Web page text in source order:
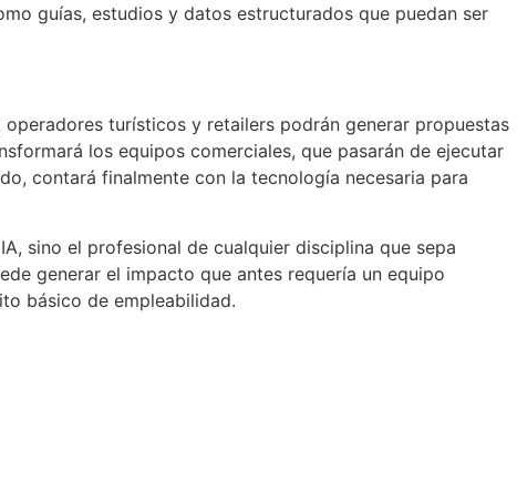
guías, estudios y datos estructurados que puedan ser
turísticos y retailers podrán generar propuestas
los equipos comerciales, que pasarán de ejecutar
contará finalmente con la tecnología necesaria para
sino el profesional de cualquier disciplina que sepa
generar el impacto que antes requería un equipo
básico de empleabilidad.